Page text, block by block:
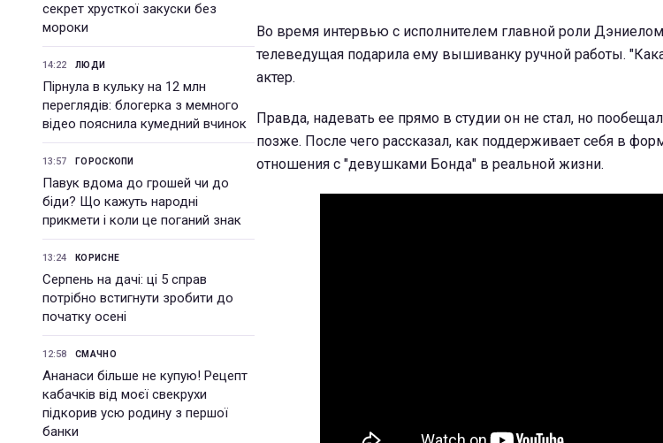
секрет хрусткої закуски без
мороки
14:22 ЛЮДИ
Пірнула в кульку на 12 млн
переглядів: блогерка з мемного
відео пояснила кумедний вчинок
13:57 ГОРОСКОПИ
Павук вдома до грошей чи до
біди? Що кажуть народні
прикмети і коли це поганий знак
13:24 КОРИСНЕ
Серпень на дачі: ці 5 справ
потрібно встигнути зробити до
початку осені
12:58 СМАЧНО
Ананаси більше не купую! Рецепт
кабачків від моєї свекрухи
підкорив усю родину з першої
банки
Во время интервью с исполнителем главной роли
телеведущая подарила ему вышиванку ручной работы.
актер.
Правда, надевать ее прямо в студии он не стал, но
позже. После чего рассказал, как поддерживает себя в
отношения с "девушками Бонда" в реальной жизни.